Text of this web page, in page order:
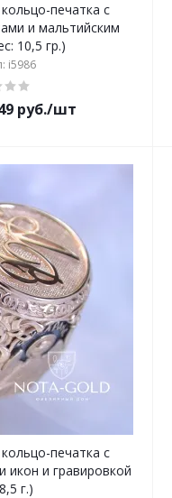
печатка с
и мальтийским
10,5 гр.)
i5986
руб./шт
печатка с
икон и гравировкой
г.)